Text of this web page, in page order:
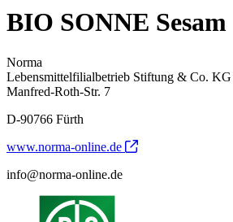
BIO SONNE Sesam
Norma
Lebensmittelfilialbetrieb Stiftung & Co. KG
Manfred-Roth-Str. 7
D-90766 Fürth
www.norma-online.de
info@norma-online.de